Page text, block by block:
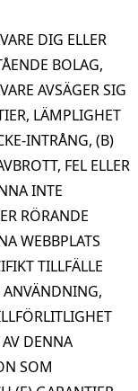
DIG ELLER
BOLAG,
AVSÄGER SIG
LÄMPLIGHET
INTRÅNG, (B)
FEL ELLER
INTE
RÖRANDE
WEBBPLATS
TILLFÄLLE
ANVÄNDNING,
DENNA
SOM